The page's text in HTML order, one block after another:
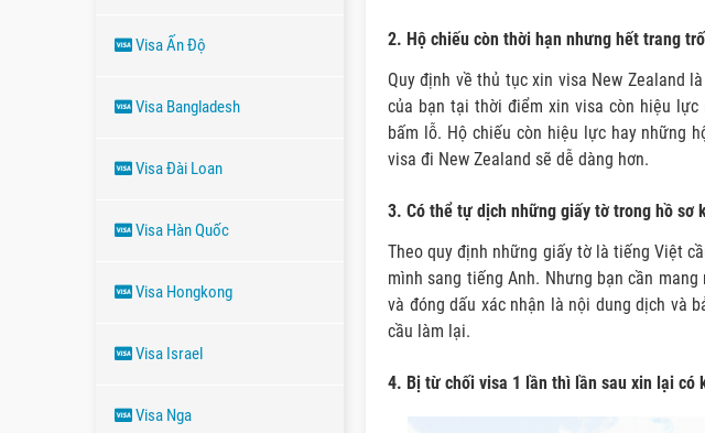
Visa Ấn Độ
Visa Bangladesh
Visa Đài Loan
Visa Hàn Quốc
Visa Hongkong
Visa Israel
Visa Nga
2. Hộ chiếu còn thời hạn nhưng hết trang
Quy định về thủ tục xin visa New Zealand
của bạn tại thời điểm xin visa còn hiệu
bấm lỗ. Hộ chiếu còn hiệu lực hay những
visa đi New Zealand sẽ dễ dàng hơn.
3. Có thể tự dịch những giấy tờ trong hồ sơ
Theo quy định những giấy tờ là tiếng Việt
mình sang tiếng Anh. Nhưng bạn cần
và đóng dấu xác nhận là nội dung dịch và
cầu làm lại.
4. Bị từ chối visa 1 lần thì lần sau xin lại có